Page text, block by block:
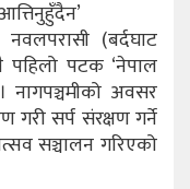
(बर्दघाट
पहिलो पटक ‘नेपाल
नागपञ्चमीको अवसर
गरी सर्प संरक्षण गर्ने
सञ्चालन गरिएको